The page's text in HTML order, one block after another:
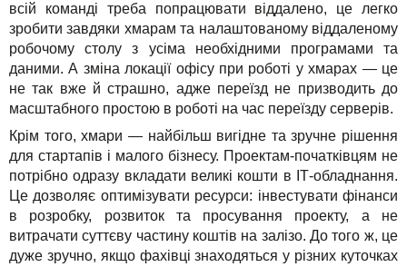
всій команді треба попрацювати віддалено, це легко
зробити завдяки хмарам та налаштованому віддаленому
робочому столу з усіма необхідними програмами та
даними. А зміна локації офісу при роботі у хмарах — це
не так вже й страшно, адже переїзд не призводить до
масштабного простою в роботі на час переїзду серверів.
Крім того, хмари — найбільш вигідне та зручне рішення
для стартапів і малого бізнесу. Проектам-початківцям не
потрібно одразу вкладати великі кошти в ІТ-обладнання.
Це дозволяє оптимізувати ресурси: інвестувати фінанси
в розробку, розвиток та просування проекту, а не
витрачати суттєву частину коштів на залізо. До того ж, це
дуже зручно, якщо фахівці знаходяться у різних куточках